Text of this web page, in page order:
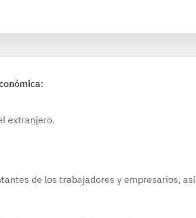
extranjero.
de los trabajadores y empresarios, así